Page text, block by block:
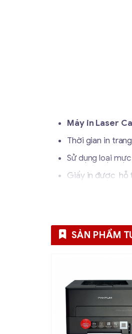
Máy in Laser
Thời gian in
Sử dụng loại
Giấy in được hỗ
Tốc độ in
Ngôn ngữ in
Bộ nhớ
SẢN PHẨM